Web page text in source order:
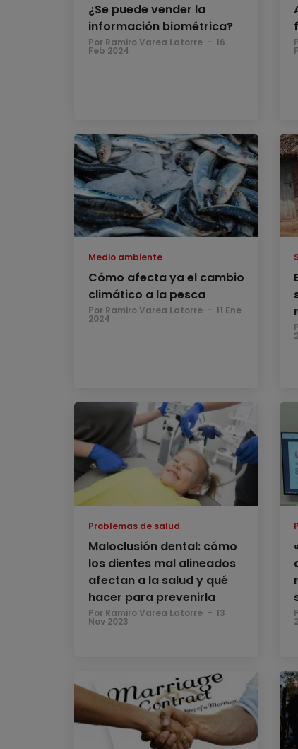
¿Se puede vender la
información biométrica?
Por Ramiro Varea Latorre 16
Feb 2024
Medio ambiente
Cómo afecta ya el cambio
climático a la pesca
Por Ramiro Varea Latorre 11 Ene
2024
Problemas de salud
Maloclusión dental: cómo
los dientes mal alineados
afectan a la salud y qué
hacer para prevenirla
Por Ramiro Varea Latorre 13
Nov 2023